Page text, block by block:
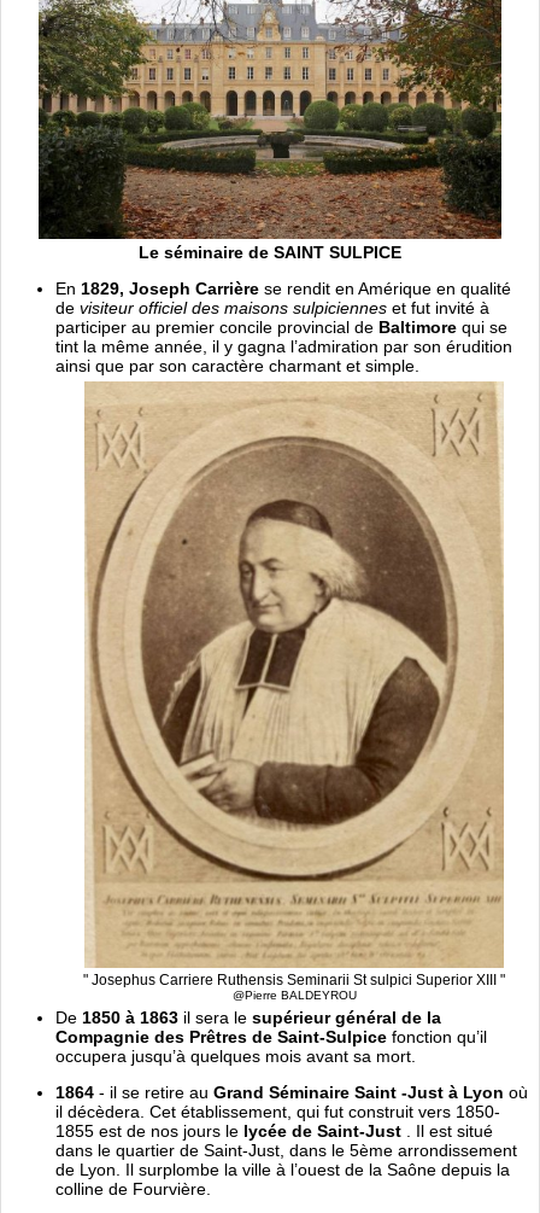
Le séminaire de SAINT SULPICE
En 1829, Joseph Carrière se rendit en Amérique en qualité
de visiteur officiel des maisons sulpiciennes et fut invité à
participer au premier concile provincial de Baltimore qui se
tint la même année, il y gagna l’admiration par son érudition
ainsi que par son caractère charmant et simple.
" Josephus Carriere Ruthensis Seminarii St sulpici Superior XIII "
@Pierre BALDEYROU
De 1850 à 1863 il sera le supérieur général de la
Compagnie des Prêtres de Saint-Sulpice fonction qu’il
occupera jusqu’à quelques mois avant sa mort.
1864 - il se retire au Grand Séminaire Saint -Just à Lyon où
il décèdera. Cet établissement, qui fut construit vers 1850-
1855 est de nos jours le lycée de Saint-Just . Il est situé
dans le quartier de Saint-Just, dans le 5ème arrondissement
de Lyon. Il surplombe la ville à l’ouest de la Saône depuis la
colline de Fourvière.